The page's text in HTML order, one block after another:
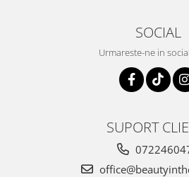
SOCIAL
Urmareste-ne in
SUPORT